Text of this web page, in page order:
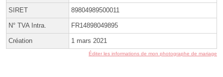
SIRET 89804989500011
N° TVA Intra. FR14898049895
Création 1 mars 2021
Éditer les informations de mon photographe de mariage